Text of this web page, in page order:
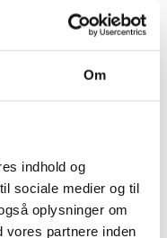
Om
indhold og
sociale medier og til
oplysninger om
vores partnere inden